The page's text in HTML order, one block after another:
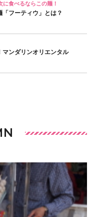
に食べるならこの麺！
フーティウ」とは？
マンダリンオリエンタル